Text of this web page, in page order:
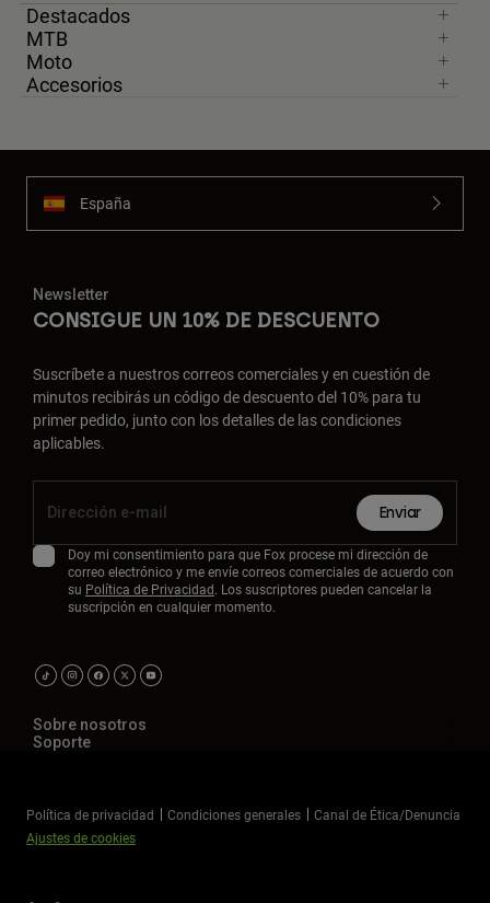
Destacados
MTB
Moto
Accesorios
España
Newsletter
CONSIGUE UN 10% DE DESCUENTO
Suscríbete a nuestros correos comerciales y en cuestión de
minutos recibirás un código de descuento del 10% para tu
primer pedido, junto con los detalles de las condiciones
aplicables.
Enviar
Doy mi consentimiento para que Fox procese mi dirección de
correo electrónico y me envíe correos comerciales de acuerdo con
su Política de Privacidad. Los suscriptores pueden cancelar la
suscripción en cualquier momento.
Sobre nosotros
Soporte
Política de privacidad Condiciones generales
Canal de Ética/Denuncia
Ajustes de cookies